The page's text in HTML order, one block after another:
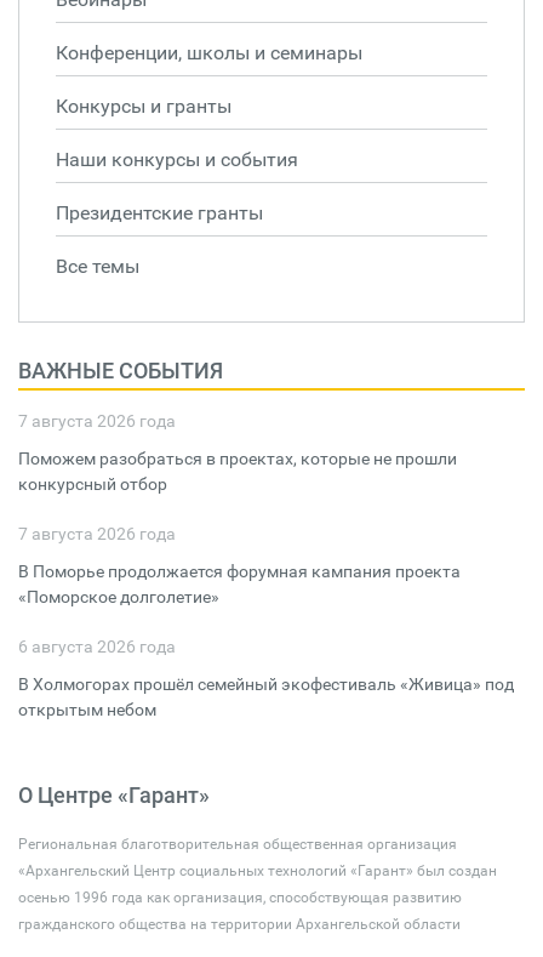
Конференции, школы и семинары
Конкурсы и гранты
Наши конкурсы и события
Президентские гранты
Все темы
ВАЖНЫЕ СОБЫТИЯ
7 августа 2026 года
Поможем разобраться в проектах, которые не прошли
конкурсный отбор
7 августа 2026 года
В Поморье продолжается форумная кампания проекта
«Поморское долголетие»
6 августа 2026 года
В Холмогорах прошёл семейный экофестиваль «Живица» под
открытым небом
О Центре «Гарант»
Региональная благотворительная общественная организация
«Архангельский Центр социальных технологий «Гарант» был создан
осенью 1996 года как организация, способствующая развитию
гражданского общества на территории Архангельской области